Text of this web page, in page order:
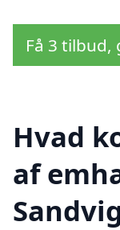
Få 3
Hvad
af